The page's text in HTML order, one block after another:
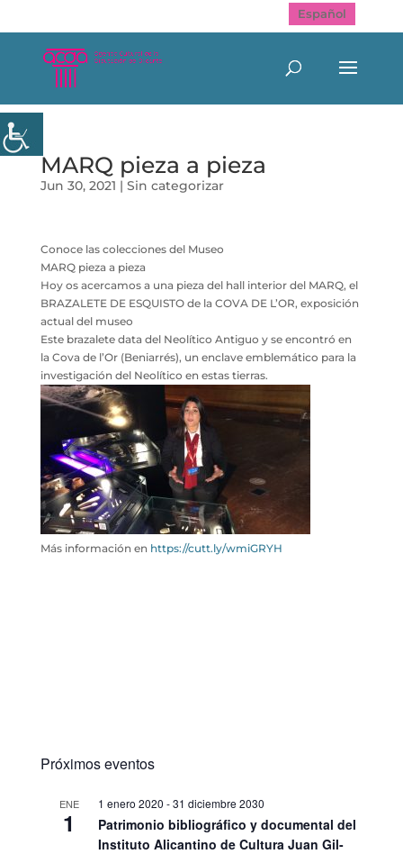
Español
MARQ pieza a pieza
Jun 30, 2021 | Sin categorizar
Conoce las colecciones del Museo
MARQ pieza a pieza
Hoy os acercamos a una pieza del hall interior del MARQ, el
BRAZALETE DE ESQUISTO de la COVA DE L’OR, exposición
actual del museo
Este brazalete data del Neolítico Antiguo y se encontró en
la Cova de l’Or (Beniarrés), un enclave emblemático para la
investigación del Neolítico en estas tierras.
Más información en https://cutt.ly/wmiGRYH
Próximos eventos
ENE
1
1 enero 2020 -31 diciembre 2030
Patrimonio bibliográfico y documental del
Instituto Alicantino de Cultura Juan Gil-